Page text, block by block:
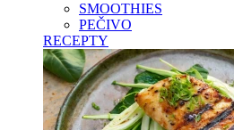
SMOOTHIES
PEČIVO
RECEPTY